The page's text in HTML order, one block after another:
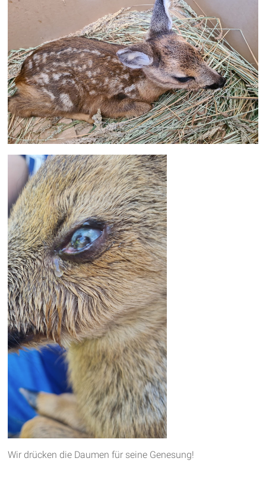
Wir drücken die Daumen für seine Genesung!